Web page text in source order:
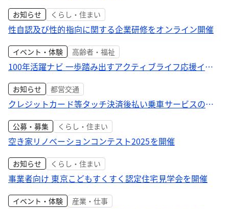
お知らせ くらし・住まい
性自認及び性的指向に関する企業研修をオンライン開催
イベント・体験 高齢者・福祉
100年活躍ナビ 一歩踏み出すアクティブライフ応援イベ
お知らせ 都営交通
クレジットカード等タッチ決済後払い乗車サービスの相
公募・募集 くらし・住まい
空き家リノベーションコンテスト2025を開催
お知らせ くらし・住まい
事業者向け 東京こどもすくすく認定住宅見学会を開催
イベント・体験 産業・仕事